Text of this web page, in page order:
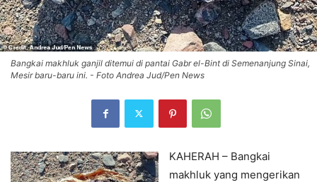
Bangkai makhluk ganjil ditemui di pantai Gabr el-Bint di Semenanjung Sinai,
Mesir baru-baru ini. - Foto Andrea Jud/Pen News
KAHERAH – Bangkai
makhluk yang mengerikan